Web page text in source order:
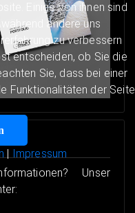
Unser
Einige von ihnen sind
andere uns
zu verbessern
entscheiden, ob Sie die
Sie, dass bei einer
Funktionalitäten der Seite
| Impressum